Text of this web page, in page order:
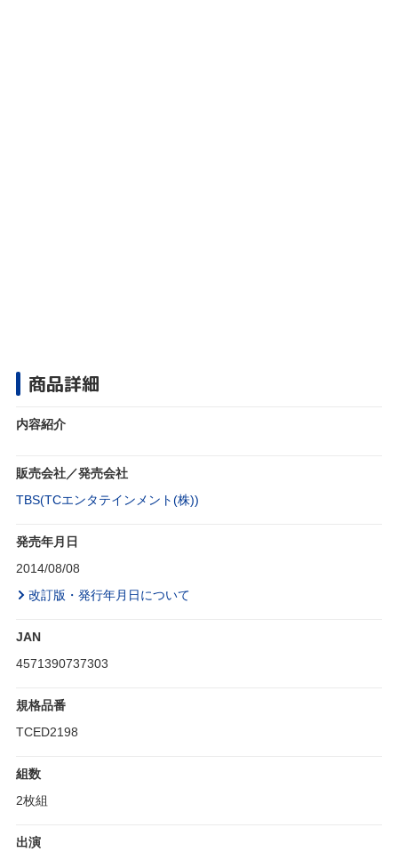
商品詳細
内容紹介
販売会社／発売会社
TBS(TCエンタテインメント(株))
発売年月日
2014/08/08
改訂版・発行年月日について
JAN
4571390737303
規格品番
TCED2198
組数
2枚組
出演